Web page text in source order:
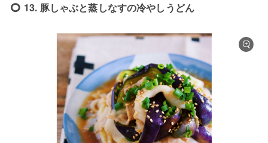
13. 豚しゃぶと蒸しなすの冷やしうどん